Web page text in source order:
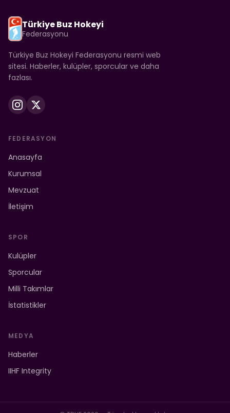
Türkiye Buz Hokeyi
Federasyonu
Türkiye Buz Hokeyi Federasyonu resmi web
sitesi. Haberler, kulüpler, sporcular ve daha
fazlası.
FEDERASYON
Anasayfa
Kurumsal
Mevzuat
İletişim
SPOR
Kulüpler
Sporcular
Milli Takımlar
İstatistikler
MEDYA
Haberler
IIHF Integrity